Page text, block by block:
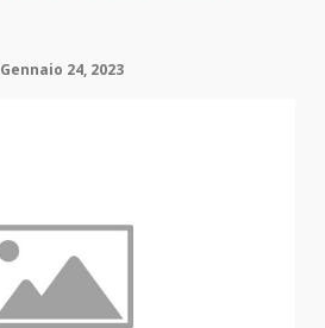
Gennaio 24, 2023